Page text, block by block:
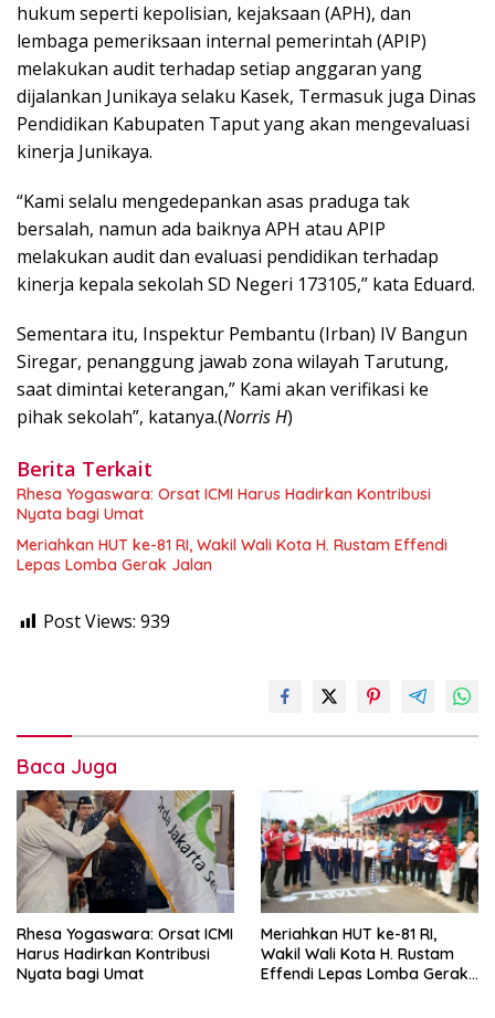
hukum seperti kepolisian, kejaksaan (APH), dan
lembaga pemeriksaan internal pemerintah (APIP)
melakukan audit terhadap setiap anggaran yang
dijalankan Junikaya selaku Kasek, Termasuk juga Dinas
Pendidikan Kabupaten Taput yang akan mengevaluasi
kinerja Junikaya.
“Kami selalu mengedepankan asas praduga tak
bersalah, namun ada baiknya APH atau APIP
melakukan audit dan evaluasi pendidikan terhadap
kinerja kepala sekolah SD Negeri 173105,” kata Eduard.
Sementara itu, Inspektur Pembantu (Irban) IV Bangun
Siregar, penanggung jawab zona wilayah Tarutung,
saat dimintai keterangan,” Kami akan verifikasi ke
pihak sekolah”, katanya.(Norris H)
Berita Terkait
Rhesa Yogaswara: Orsat ICMI Harus Hadirkan Kontribusi
Nyata bagi Umat
Meriahkan HUT ke-81 RI, Wakil Wali Kota H. Rustam Effendi
Lepas Lomba Gerak Jalan
Post Views: 939
Baca Juga
Rhesa Yogaswara: Orsat ICMI
Harus Hadirkan Kontribusi
Nyata bagi Umat
Meriahkan HUT ke-81 RI,
Wakil Wali Kota H. Rustam
Effendi Lepas Lomba Gerak